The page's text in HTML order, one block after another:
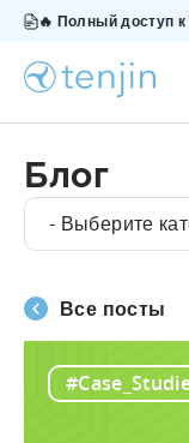
Блог
- Выберите
Все посты